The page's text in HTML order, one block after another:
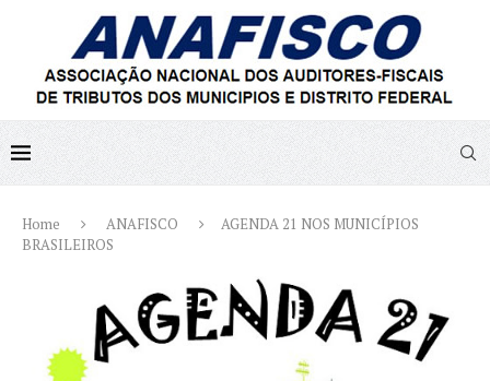
Home ANAFISCO
AGENDA 21 NOS MUNICÍPIOS
BRASILEIROS